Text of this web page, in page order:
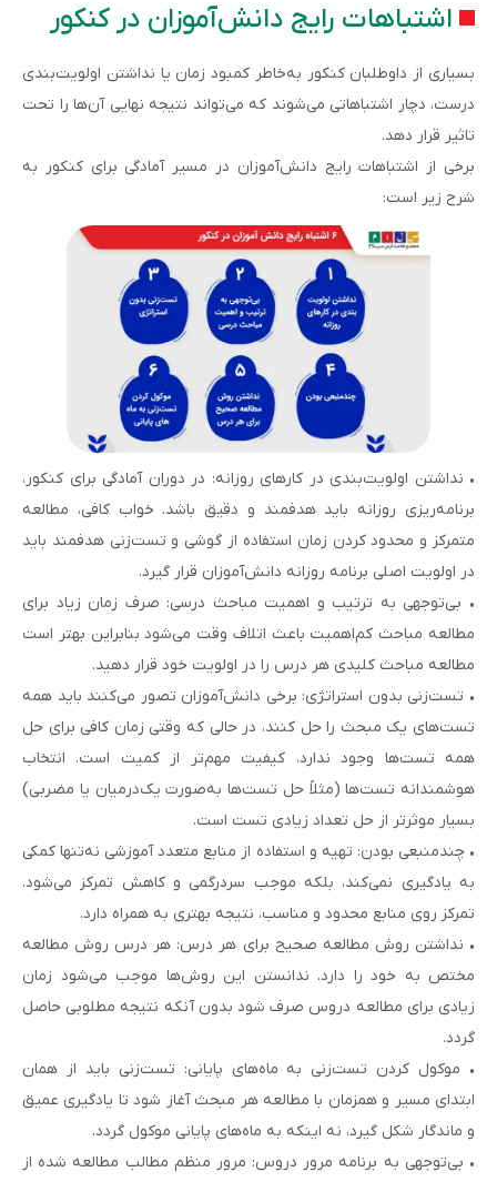
اشتباهات رایج دانش‌آموزان در کنکور
بسیاری از داوطلبان کنکور به‌خاطر کمبود زمان یا نداشتن اولویت‌بندی
درست، دچار اشتباهاتی می‌شوند که می‌تواند نتیجه نهایی آن‌ها را تحت
تاثیر قرار دهد.
برخی از اشتباهات رایج دانش‌آموزان در مسیر آمادگی برای کنکور به
شرح زیر است:
• نداشتن اولویت‌بندی در کارهای روزانه: در دوران آمادگی برای کنکور،
برنامه‌ریزی روزانه باید هدفمند و دقیق باشد. خواب کافی، مطالعه
متمرکز و محدود کردن زمان استفاده از گوشی و تست‌زنی هدفمند باید
در اولویت اصلی برنامه روزانه دانش‌آموزان قرار گیرد.
• بی‌توجهی به ترتیب و اهمیت مباحث درسی: صرف زمان زیاد برای
مطالعه مباحث کم‌اهمیت باعث اتلاف وقت می‌شود بنابراین بهتر است
مطالعه مباحث کلیدی هر درس را در اولویت خود قرار دهید.
• تست‌زنی بدون استراتژی: برخی دانش‌آموزان تصور می‌کنند باید همه
تست‌های یک مبحث را حل کنند، در حالی که وقتی زمان کافی برای حل
همه تست‌ها وجود ندارد، کیفیت مهم‌تر از کمیت است. انتخاب
هوشمندانه تست‌ها (مثلاً حل تست‌ها به‌صورت یک‌درمیان یا مضربی)
بسیار موثرتر از حل تعداد زیادی تست‌ است.
• چندمنبعی بودن: تهیه و استفاده از منابع متعدد آموزشی نه‌تنها کمکی
به یادگیری نمی‌کند، بلکه موجب سردرگمی و کاهش تمرکز می‌شود.
تمرکز روی منابع محدود و مناسب، نتیجه بهتری به همراه دارد.
• نداشتن روش مطالعه صحیح برای هر درس: هر درس روش مطالعه
مختص به خود را دارد. ندانستن این روش‌ها موجب می‌شود زمان
زیادی برای مطالعه دروس صرف شود بدون آنکه نتیجه مطلوبی حاصل
گردد.
• موکول کردن تست‌زنی به ماه‌های پایانی: تست‌زنی باید از همان
ابتدای مسیر و همزمان با مطالعه هر مبحث آغاز شود تا یادگیری عمیق
و ماندگار شکل گیرد، نه اینکه به ماه‌های پایانی موکول گردد.
• بی‌توجهی به برنامه مرور دروس: مرور منظم مطالب مطالعه شده از